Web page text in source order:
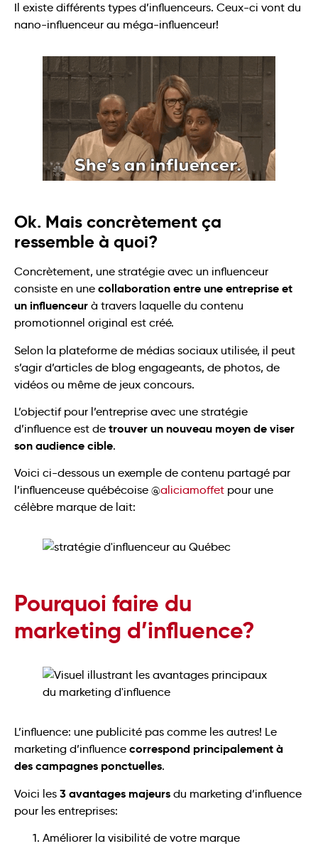
Il existe différents types d’influenceurs. Ceux-ci vont du
nano-influenceur au méga-influenceur!
Ok. Mais concrètement ça
ressemble à quoi?
Concrètement, une stratégie avec un influenceur
consiste en une collaboration entre une entreprise et
un influenceur à travers laquelle du contenu
promotionnel original est créé.
Selon la plateforme de médias sociaux utilisée, il peut
s’agir d’articles de blog engageants, de photos, de
vidéos ou même de jeux concours.
L’objectif pour l’entreprise avec une stratégie
d’influence est de trouver un nouveau moyen de viser
son audience cible.
Voici ci-dessous un exemple de contenu partagé par
l’influenceuse québécoise @aliciamoffet pour une
célèbre marque de lait:
Pourquoi faire du
marketing d’influence?
L’influence: une publicité pas comme les autres! Le
marketing d’influence correspond principalement à
des campagnes ponctuelles.
Voici les 3 avantages majeurs du marketing d’influence
pour les entreprises:
Améliorer la visibilité de votre marque